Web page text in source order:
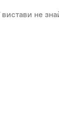
вистави не